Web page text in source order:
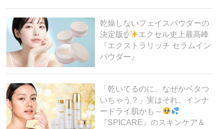
乾燥しないフェイスパウダーの
決定版☝
エクセル史上最高峰
『エクストラリッチ セラムイン
パウダー』
「乾いてるのに、なぜかベタつ
いちゃう？」実はそれ、インナ
ードライ肌かも～
『SPICARE』のスキンケア＆